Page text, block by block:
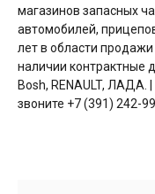
магазинов запасных
автомобилей,
лет в области продажи
наличии контрактные
Bosh, RENAULT,
звоните +7 (391) 242-